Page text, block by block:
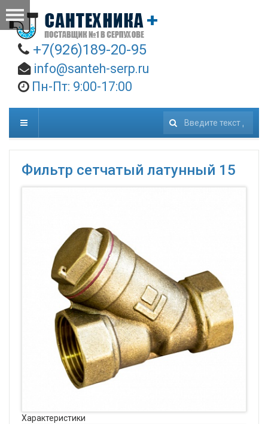
+7(926)189-20-95
info@santeh-serp.ru
Пн-Пт: 9:00-17:00
Искать...
Фильтр сетчатый латунный 15
Характеристики